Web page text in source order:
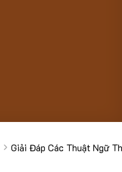
Giải Đáp Các Thuật Ngữ